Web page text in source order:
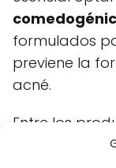
formulados
previene la
acné.
Entre los
encuentran